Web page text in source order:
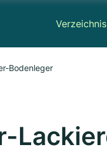
Verzeichnis
Bodenleger